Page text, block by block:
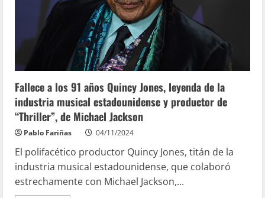
Fallece a los 91 años Quincy Jones, leyenda de la
industria musical estadounidense y productor de
“Thriller”, de Michael Jackson
Pablo Fariñas 04/11/2024
El polifacético productor Quincy Jones, titán de la
industria musical estadounidense, que colaboró
estrechamente con Michael Jackson,...